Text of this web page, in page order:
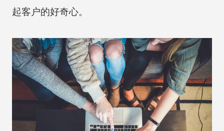
起客户的好奇心。